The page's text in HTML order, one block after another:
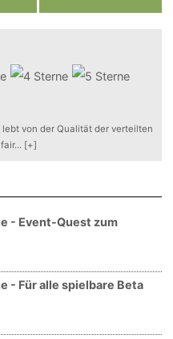
von der Qualität der verteilten
... [+]
- Event-Quest zum
- Für alle spielbare Beta